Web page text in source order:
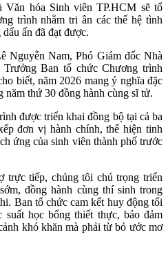
Văn hóa Sinh viên TP.HCM sẽ tổ
trình nhằm tri ân các thế hệ tình
ấn đã đạt được.
Nguyễn Nam, Phó Giám đốc Nhà
Ban tổ chức Chương trình
biết, năm 2026 mang ý nghĩa đặc
thứ 30 đồng hành cùng sĩ tử.
được triển khai đồng bộ tại cả ba
đơn vị hành chính, thể hiện tinh
ứng của sinh viên thành phố trước
trực tiếp, chúng tôi chú trọng triển
đồng hành cùng thí sinh trong
Ban tổ chức cam kết huy động tối
suất học bổng thiết thực, bảo đảm
khó khăn mà phải từ bỏ ước mơ